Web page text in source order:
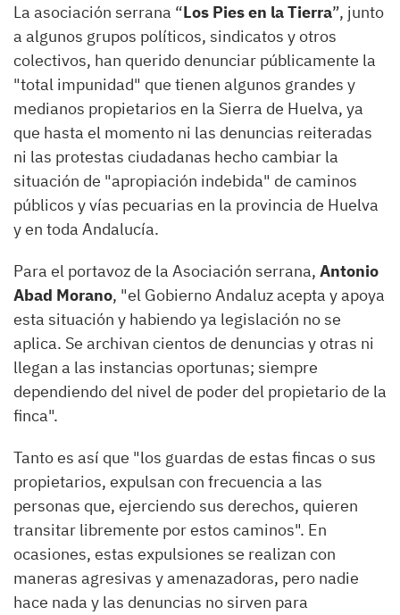
La asociación serrana “Los Pies en la Tierra”, junto
a algunos grupos políticos, sindicatos y otros
colectivos, han querido denunciar públicamente la
"total impunidad" que tienen algunos grandes y
medianos propietarios en la Sierra de Huelva, ya
que hasta el momento ni las denuncias reiteradas
ni las protestas ciudadanas hecho cambiar la
situación de "apropiación indebida" de caminos
públicos y vías pecuarias en la provincia de Huelva
y en toda Andalucía.
Para el portavoz de la Asociación serrana, Antonio
Abad Morano, "el Gobierno Andaluz acepta y apoya
esta situación y habiendo ya legislación no se
aplica. Se archivan cientos de denuncias y otras ni
llegan a las instancias oportunas; siempre
dependiendo del nivel de poder del propietario de la
finca".
Tanto es así que "los guardas de estas fincas o sus
propietarios, expulsan con frecuencia a las
personas que, ejerciendo sus derechos, quieren
transitar libremente por estos caminos". En
ocasiones, estas expulsiones se realizan con
maneras agresivas y amenazadoras, pero nadie
hace nada y las denuncias no sirven para